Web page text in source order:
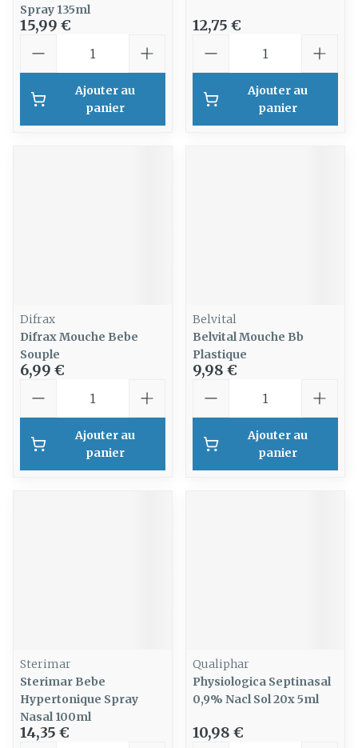
Spray 135ml
15,99 €
Ajouter au
panier
12,75 €
Ajouter au
panier
Difrax
Difrax Mouche Bebe
Souple
6,99 €
Ajouter au
panier
Belvital
Belvital Mouche Bb
Plastique
9,98 €
Ajouter au
panier
Sterimar
Sterimar Bebe
Hypertonique Spray
Nasal 100ml
14,35 €
Qualiphar
Physiologica Septinasal
0,9% Nacl Sol 20x 5ml
10,98 €